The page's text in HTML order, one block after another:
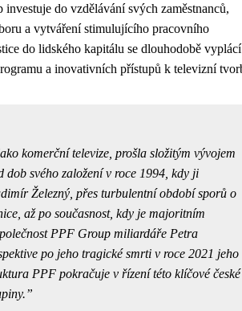
investuje do vzdělávání svých zaměstnanců,
a vytváření stimulujícího pracovního
do lidského kapitálu se dlouhodobě
a inovativních přístupů k televizní
komerční televize, prošla složitým vývojem
dob svého založení v roce 1994, kdy ji
Železný, přes turbulentní období sporů o
až po současnost, kdy je majoritním
PPF Group miliardáře Petra
po jeho tragické smrti v roce 2021 jeho
PPF pokračuje v řízení této klíčové české